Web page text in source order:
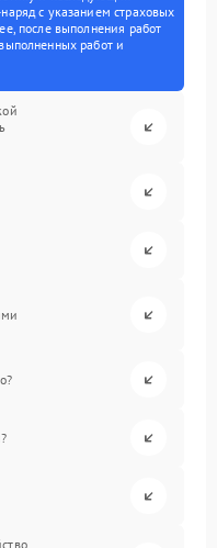
с указанием страховых
после выполнения работ
работ и